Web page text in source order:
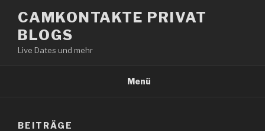
Inhalt
springen
CAMKONTAKTE PRIVAT
BLOGS
Live Dates und mehr
Menü
BEITRÄGE